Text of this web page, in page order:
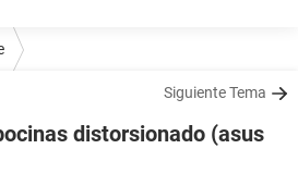
Siguiente Tema
distorsionado (asus